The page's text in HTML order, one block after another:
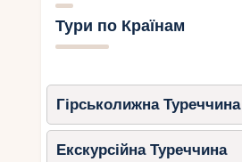
Тури по Країнам
Гірськолижна Туреччина
Екскурсійна Туреччина